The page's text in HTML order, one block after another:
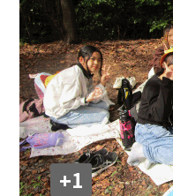
+1